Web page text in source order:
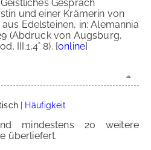
Gespräch
und einer Krämerin von
Edelsteinen, in: Alemannia
(Abdruck von Augsburg,
III.1.4° 8). [online]
| Häufigkeit
mindestens 20 weitere
überliefert.